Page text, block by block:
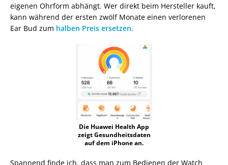
eigenen Ohrform abhängt. Wer direkt beim Hersteller kauft,
kann während der ersten zwölf Monate einen verlorenen
Ear Bud zum halben Preis ersetzen.
Die Huawei Health App
zeigt Gesundheitsdaten
auf dem iPhone an.
Spannend finde ich, dass man zum Bedienen der Watch